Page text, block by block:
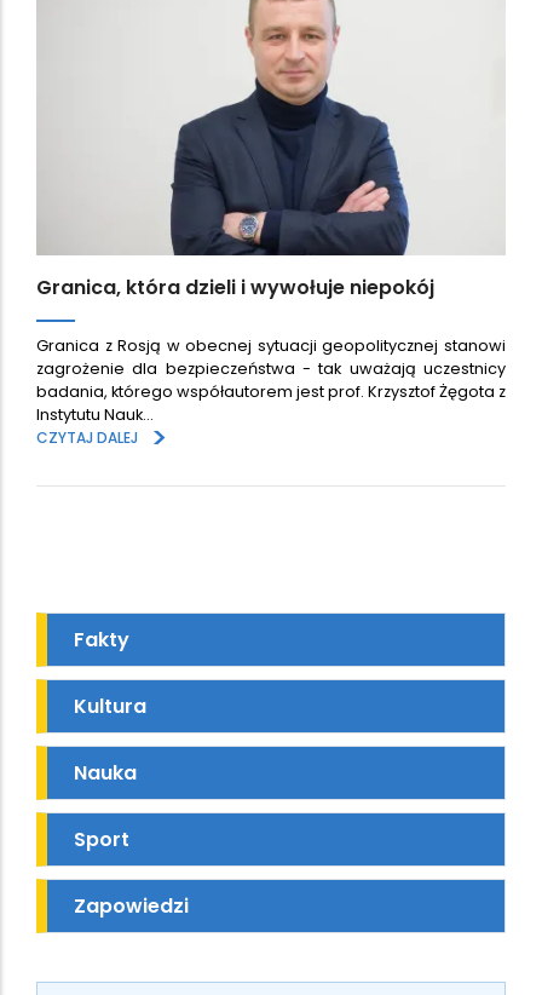
Granica, która dzieli i wywołuje niepokój
Granica z Rosją w obecnej sytuacji geopolitycznej stanowi
zagrożenie dla bezpieczeństwa - tak uważają uczestnicy
badania, którego współautorem jest prof. Krzysztof Żęgota z
Instytutu Nauk…
CZYTAJ DALEJ
>
Fakty
Kultura
Nauka
Sport
Zapowiedzi